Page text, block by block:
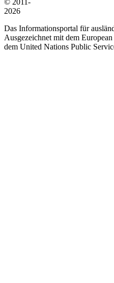
© 2011-
2026
Das Informationsportal für
Ausgezeichnet mit dem
dem United Nations Public